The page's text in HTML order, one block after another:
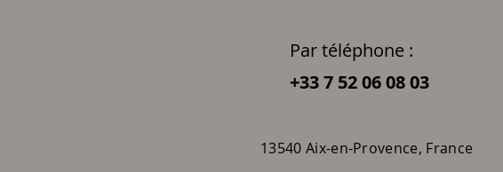
Par téléphone :
+33 7 52 06 08 03
13540 Aix-en-Provence, France